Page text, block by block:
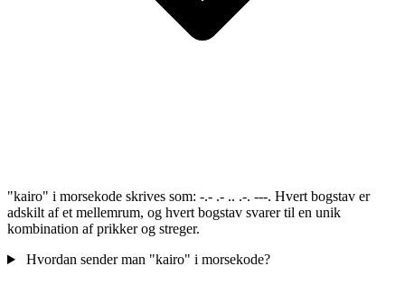
"kairo" i morsekode skrives som: -.- .- .. .-. ---. Hvert bogstav er
adskilt af et mellemrum, og hvert bogstav svarer til en unik
kombination af prikker og streger.
Hvordan sender man "kairo" i morsekode?